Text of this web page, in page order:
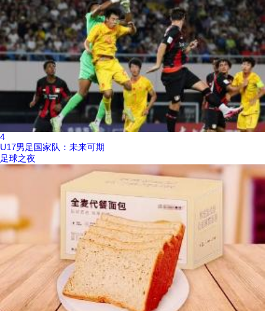
4
U17男足国家队：未来可期
足球之夜